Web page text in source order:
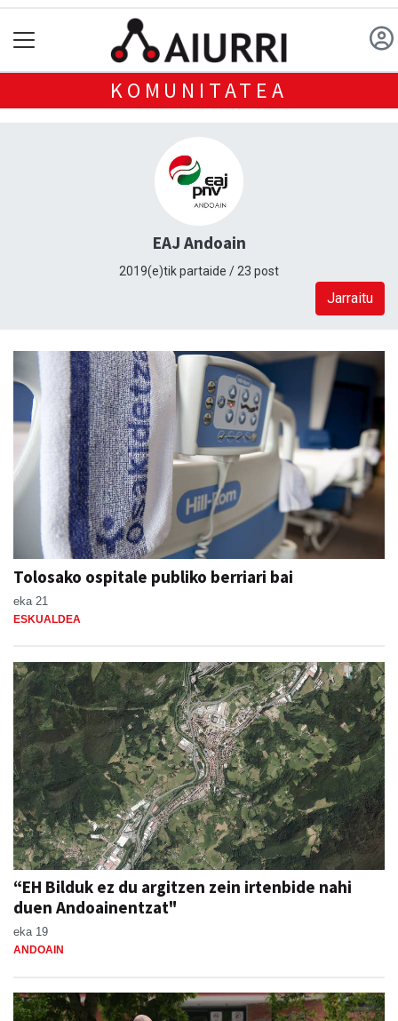
KOMUNITATEA
EAJ Andoain
2019(e)tik partaide / 23 post
Jarraitu
Tolosako ospitale publiko berriari bai
eka 21
ESKUALDEA
“EH Bilduk ez du argitzen zein irtenbide nahi
duen Andoainentzat"
eka 19
ANDOAIN